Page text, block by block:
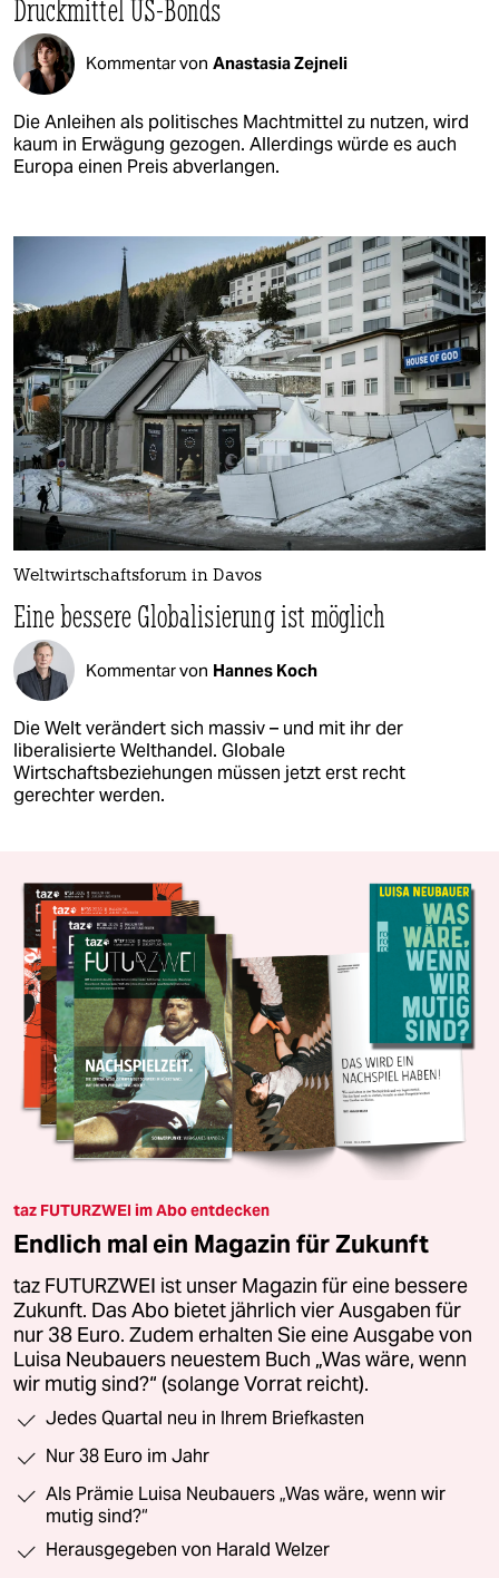
Druckmittel US-Bonds
Kommentar von Anastasia Zejneli
Die Anleihen als politisches Machtmittel zu nutzen, wird
kaum in Erwägung gezogen. Allerdings würde es auch
Europa einen Preis abverlangen.
Weltwirtschaftsforum in Davos
Eine bessere Globalisierung ist möglich
Kommentar von Hannes Koch
Die Welt verändert sich massiv – und mit ihr der
liberalisierte Welthandel. Globale
Wirtschaftsbeziehungen müssen jetzt erst recht
gerechter werden.
taz FUTURZWEI im Abo entdecken
Endlich mal ein Magazin für Zukunft
taz FUTURZWEI ist unser Magazin für eine bessere
Zukunft. Das Abo bietet jährlich vier Ausgaben für
nur 38 Euro. Zudem erhalten Sie eine Ausgabe von
Luisa Neubauers neuestem Buch „Was wäre, wenn
wir mutig sind?“ (solange Vorrat reicht).
Jedes Quartal neu in Ihrem Briefkasten
Nur 38 Euro im Jahr
Als Prämie Luisa Neubauers „Was wäre, wenn wir
mutig sind?“
Herausgegeben von Harald Welzer